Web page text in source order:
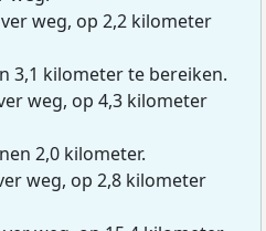
weg, op 2,2 kilometer
3,1 kilometer te bereiken.
weg, op 4,3 kilometer
2,0 kilometer.
weg, op 2,8 kilometer